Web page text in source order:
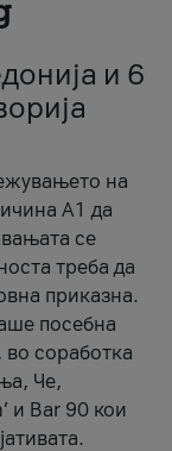
и 6
на
А1 да
се
треба да
приказна.
посебна
во соработка
Че,
и Bar 90 кои